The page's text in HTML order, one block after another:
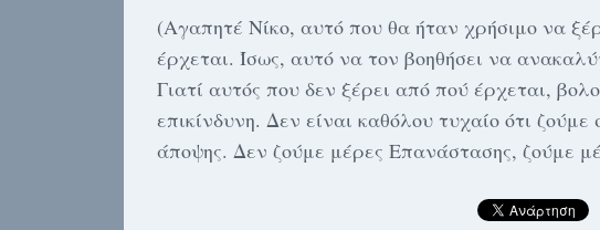
(Αγαπητέ Νίκο, αυτό που θα ήταν χρήσιμο να
έρχεται. Ίσως, αυτό να τον βοηθήσει να
Γιατί αυτός που δεν ξέρει από πού έρχεται,
επικίνδυνη. Δεν είναι καθόλου τυχαίο ότι
άποψης. Δεν ζούμε μέρες Επανάστασης, ζούμε